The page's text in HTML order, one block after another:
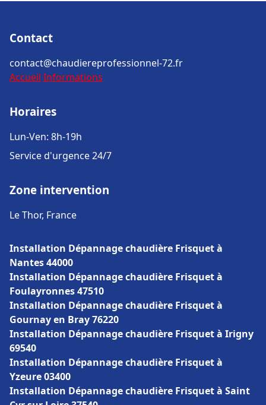
Contact
contact@chaudiereprofessionnel-72.fr
Accueil Informations
Horaires
Lun-Ven: 8h-19h
Service d'urgence 24/7
Zone intervention
Le Thor, France
Installation Dépannage chaudière Frisquet à
Nantes 44000
Installation Dépannage chaudière Frisquet à
Foulayronnes 47510
Installation Dépannage chaudière Frisquet à
Gournay en Bray 76220
Installation Dépannage chaudière Frisquet à Irigny
69540
Installation Dépannage chaudière Frisquet à
Yzeure 03400
Installation Dépannage chaudière Frisquet à Saint